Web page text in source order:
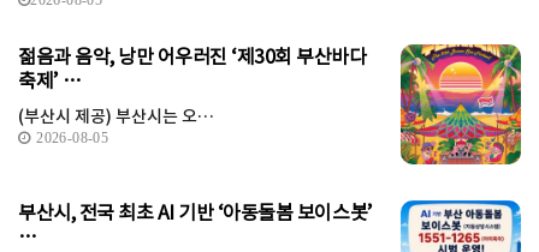
젊음과 음악, 낭만 어우러진 ‘제30회 부산바다
축제’ …
(부산시 제공) 부산시는 오…
2026-08-05
부산시, 전국 최초 AI 기반 ‘아동돌봄 보이스봇’
…